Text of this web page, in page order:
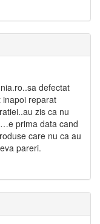
defectat
inapoi reparat
zis ca nu
prima data cand
care nu ca au
pareri.